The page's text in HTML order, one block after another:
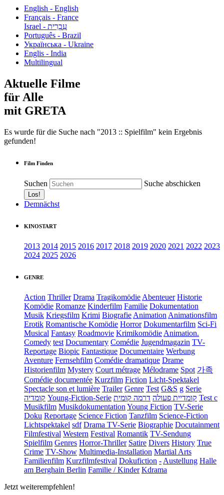
English - English
Français - France
עִבְרִית - Israel
Português - Brazil
Українська - Ukraine
Englis - India
Multilingual
Aktuelle Filme
für Alle
mit GRETA
Es wurde für die Suche nach "2013 :: Spielfilm" kein Ergebnis
gefunden!
Film Finden
Suchen Suche abschicken
Demnächst
KINOSTART
2013 2014 2015 2016 2017 2018 2019 2020 2021 2022 2023
2024 2025 2026
GENRE
Action Thriller Drama Tragikomödie Abenteuer Historie
Komödie Romanze Kinderfilm Familie Dokumentation
Musik Kriegsfilm Krimi Biografie Animation Animationsfilm
Erotik Romantische Komödie Horror Dokumentarfilm Sci-Fi
Musical Fantasy Roadmovie Krimikomödie Animation.
Comedy test Documentary Comédie Jugendmagazin TV-
Reportage Biopic Fantastique Documentaire Werbung
Aventure Fernsehfilm Comédie dramatique Drame
Historienfilm Mystery Court métrage Mélodrame Spot 가족
Comédie documentée Kurzfilm Fiction Licht-Spektakel
Spectacle son et lumière Trailer Genre Test G&S g Serie
קומדיה Young-Fiction-Serie קומדיית פעולה דרמה קומית
Test c
Musikfilm Musikdokumentation Young Fiction TV-Serie
Doku Reportage Science Fiction Tanzfilm Science-Fiction
Lichtspektakel sdf Drama TV-Serie Biographie Docutainment
Filmfestival Western Festival Romantik TV-Sendung
Spielfilm Genres Horror-Thriller Satire Divers History True
Crime TV-Show Multimedia-Installation Martial Arts
Familienfilm Kurzfilmfestival Dokufiction - Austellung Halle
am Berghain Berlin Familie / Kinder Kdrama
Jetzt weiterempfehlen!